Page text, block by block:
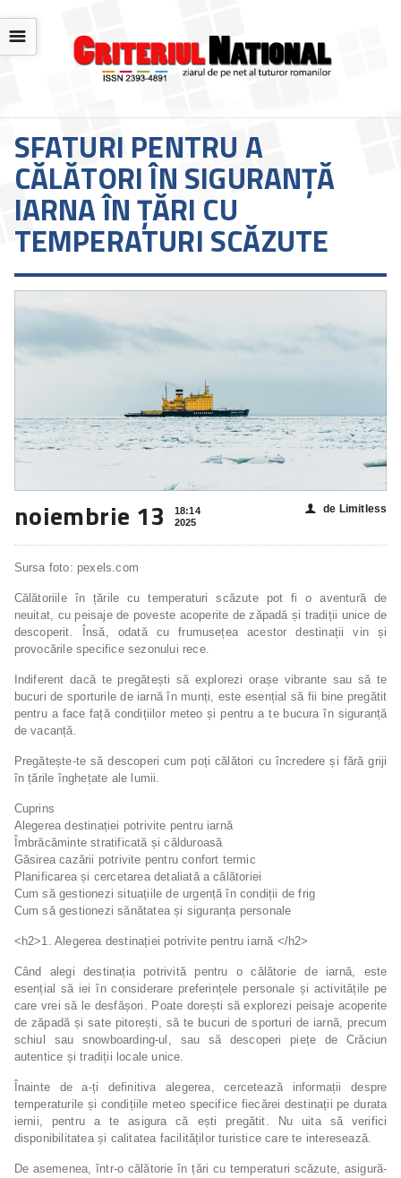
☰
SFATURI PENTRU A
CĂLĂTORI ÎN SIGURANȚĂ
IARNA ÎN ȚĂRI CU
TEMPERATURI SCĂZUTE
noiembrie 13
18:14
2025
👤 de Limitless
Sursa foto: pexels.com
Călătoriile în țările cu temperaturi scăzute pot fi o aventură de
neuitat, cu peisaje de poveste acoperite de zăpadă și tradiții unice de
descoperit. Însă, odată cu frumusețea acestor destinații vin și
provocările specifice sezonului rece.
Indiferent dacă te pregătești să explorezi orașe vibrante sau să te
bucuri de sporturile de iarnă în munți, este esențial să fii bine pregătit
pentru a face față condițiilor meteo și pentru a te bucura în siguranță
de vacanță.
Pregătește-te să descoperi cum poți călători cu încredere și fără griji
în țările înghețate ale lumii.
Cuprins
Alegerea destinației potrivite pentru iarnă
Îmbrăcăminte stratificată și călduroasă
Găsirea cazării potrivite pentru confort termic
Planificarea și cercetarea detaliată a călătoriei
Cum să gestionezi situațiile de urgență în condiții de frig
Cum să gestionezi sănătatea și siguranța personale
<h2>1. Alegerea destinației potrivite pentru iarnă </h2>
Când alegi destinația potrivită pentru o călătorie de iarnă, este
esențial să iei în considerare preferințele personale și activitățile pe
care vrei să le desfășori. Poate dorești să explorezi peisaje acoperite
de zăpadă și sate pitorești, să te bucuri de sporturi de iarnă, precum
schiul sau snowboarding-ul, sau să descoperi piețe de Crăciun
autentice și tradiții locale unice.
Înainte de a-ți definitiva alegerea, cercetează informații despre
temperaturile și condițiile meteo specifice fiecărei destinații pe durata
iernii, pentru a te asigura că ești pregătit. Nu uita să verifici
disponibilitatea și calitatea facilităților turistice care te interesează.
De asemenea, într-o călătorie în țări cu temperaturi scăzute, asigură-